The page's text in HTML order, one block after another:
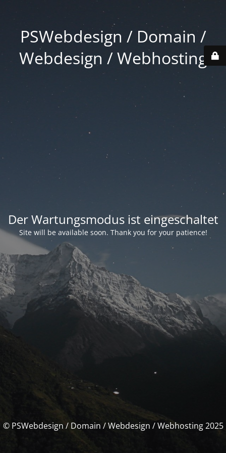
PSWebdesign / Domain /
Webdesign / Webhosting
Der Wartungsmodus ist eingeschaltet
Site will be available soon. Thank you for your patience!
© PSWebdesign / Domain / Webdesign / Webhosting 2025